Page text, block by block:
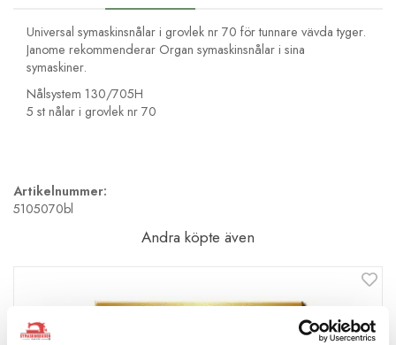
Universal symaskinsnålar i grovlek nr 70 för tunnare vävda tyger.
Janome rekommenderar Organ symaskinsnålar i sina
symaskiner.
Nålsystem 130/705H
5 st nålar i grovlek nr 70
Artikelnummer:
5105070bl
Andra köpte även